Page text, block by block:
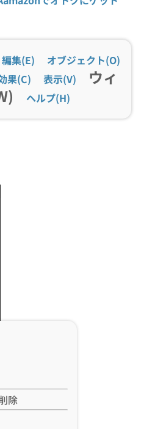
編集(E)
オブジェクト(O)
果(C) 表示(V)
ウィ
ヘルプ(H)
除